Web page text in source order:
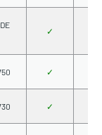
✓
✓
✓